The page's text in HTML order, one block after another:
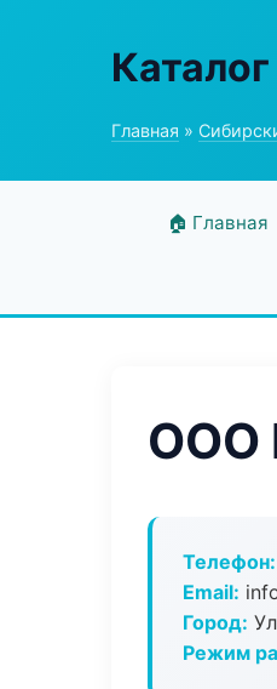
Главная »
🏠 Главная
ООО
Телефон:
Email:
Город:
Режим